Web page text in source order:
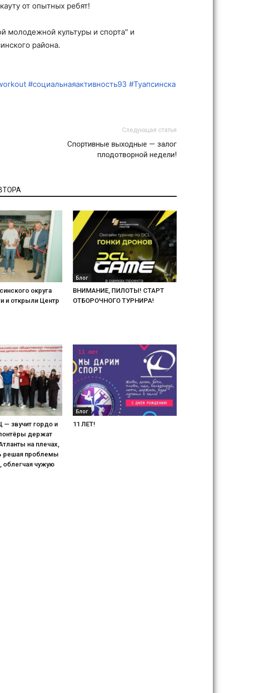
от опытных ребят!
молодежной культуры и спорта" и
района.
#социальнаяактивность93 #Туапсинска
Следующая статья
Спортивные выходные — залог
плодотворной недели!
округа
и открыли Центр
Блог
ВНИМАНИЕ, ПИЛОТЫ! СТАРТ
ОТБОРОЧНОГО ТУРНИРА!
звучит гордо и
держат
на плечах,
решая проблемы
чужую
Блог
11 ЛЕТ!